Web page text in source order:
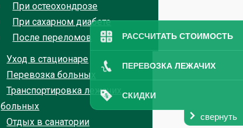
РАССЧИТАТЬ СТОИМОСТЬ
ПЕРЕВОЗКА ЛЕЖАЧИХ
СКИДКИ
свернуть
При остеохондрозе
При сахарном диабете
После переломов
Уход в стационаре
Перевозка больных
Транспортировка лежачих
больных
Отдых в санатории